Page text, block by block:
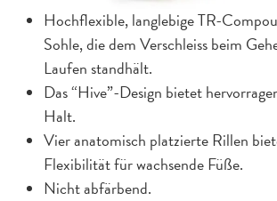
Hochflexible, langlebige TR-
Sohle, die dem Verschleiss beim
Laufen standhält.
Das “Hive”-Design bietet
Halt.
Vier anatomisch platzierte Rillen
Flexibilität für wachsende Füße.
Nicht abfärbend.